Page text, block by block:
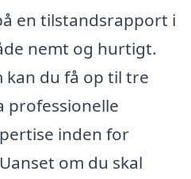
en tilstandsrapport i
nemt og hurtigt.
du få op til tre
professionelle
inden for
om du skal